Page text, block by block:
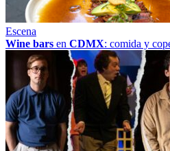
Escena
Wine bars en CDMX: comida y